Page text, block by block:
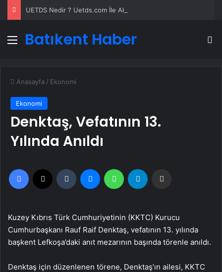
Menü
Batıkent Haber
Anasayfa / Ekonomi
Ekonomi
Denktaş, Vefatının 13.
Yılında Anıldı
Facebook Tumblr MessengerWhatsApp
Kuzey Kıbrıs Türk Cumhuriyetinin (KKTC) Kurucu
Cumhurbaşkanı Rauf Raif Denktaş, vefatının 13. yılında
başkent Lefkoşa’daki anıt mezarının başında törenle anıldı.
Denktaş için düzenlenen törene, Denktaş’ın ailesi, KKTC